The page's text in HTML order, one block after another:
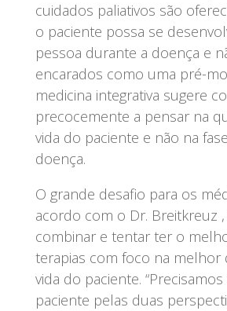
cuidados paliativos são
o paciente possa se
pessoa durante a doença e
encarados como uma pré-
medicina integrativa sugere
precocemente a pensar na
vida do paciente e não na
doença.
O grande desafio para os
acordo com o Dr. Breitkreuz
combinar e tentar ter o
terapias com foco na melhor
vida do paciente.
paciente pelas duas